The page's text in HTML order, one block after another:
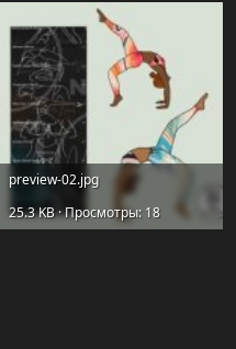
preview-02.jpg
25.3 KB · Просмотры: 18